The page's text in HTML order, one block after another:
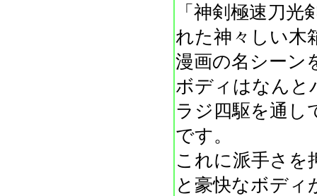
「神剣極速刀
れた神々しい木
漫画の名シーン
ボディはなんと
ラジ四駆を通し
です。
これに派手さを
と豪快なボディ